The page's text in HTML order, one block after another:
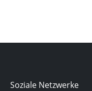
Soziale Netzwerke